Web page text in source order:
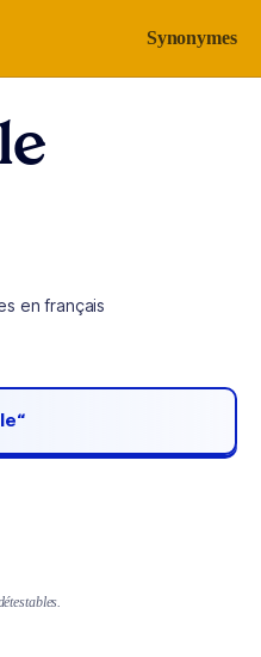
Synonymes
en français